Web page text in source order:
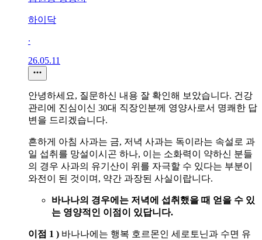
하이닥
∙
26.05.11
안녕하세요, 질문하신 내용 잘 확인해 보았습니다. 건강
관리에 진심이신 30대 직장인분께 영양사로서 명쾌한 답
변을 드리겠습니다.
흔하게 아침 사과는 금, 저녁 사과는 독이라는 속설로 과
일 섭취를 망설이시곤 하나, 이는 소화력이 약하신 분들
의 경우 사과의 유기산이 위를 자극할 수 있다는 부분이
와전이 된 것이며, 약간 과장된 사실이랍니다.
바나나의 경우에는 저녁에 섭취했을 때 얻을 수 있
는 영양적인 이점이 있답니다.
이점 1 ) 바나나에는 행복 호르몬인 세로토닌과 수면 유